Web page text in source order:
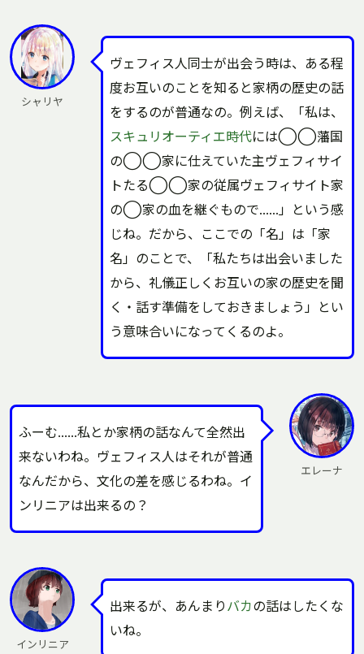
シャリヤ
ヴェフィス人同士が出会う時は、ある程
度お互いのことを知ると家柄の歴史の話
をするのが普通なの。例えば、「私は、
スキュリオーティエ時代には◯◯藩国
の◯◯家に仕えていた主ヴェフィサイ
トたる◯◯家の従属ヴェフィサイト家
の◯家の血を継ぐもので……」という感
じね。だから、ここでの「名」は「家
名」のことで、「私たちは出会いました
から、礼儀正しくお互いの家の歴史を聞
く・話す準備をしておきましょう」とい
う意味合いになってくるのよ。
エレーナ
ふーむ……私とか家柄の話なんて全然出
来ないわね。ヴェフィス人はそれが普通
なんだから、文化の差を感じるわね。イ
ンリニアは出来るの？
インリニア
出来るが、あんまり バカの話はしたくな
いね。